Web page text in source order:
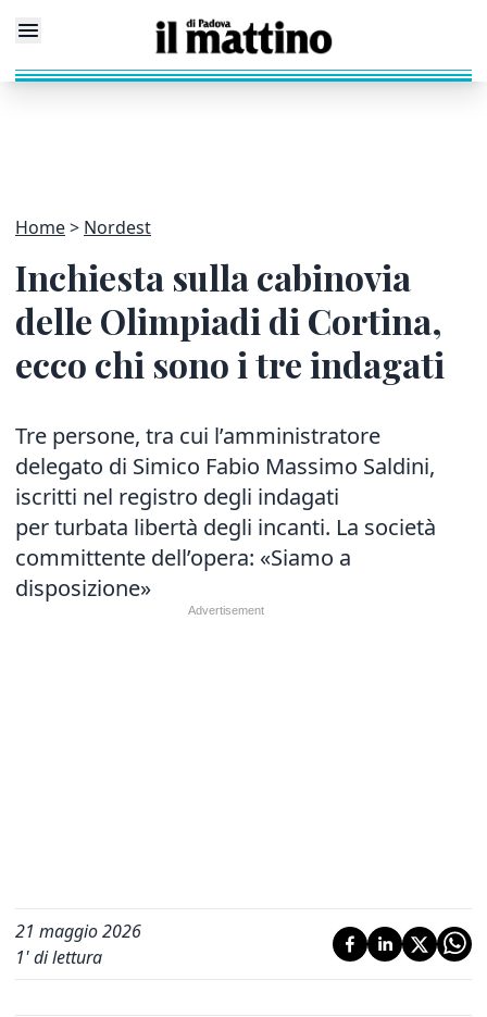
Home Nordest
Inchiesta sulla cabinovia
delle Olimpiadi di Cortina,
ecco chi sono i tre indagati
Tre persone, tra cui l’amministratore
delegato di Simico Fabio Massimo Saldini,
iscritti nel registro degli indagati
per turbata libertà degli incanti. La società
committente dell’opera: «Siamo a
disposizione»
21 maggio 2026
1' di lettura